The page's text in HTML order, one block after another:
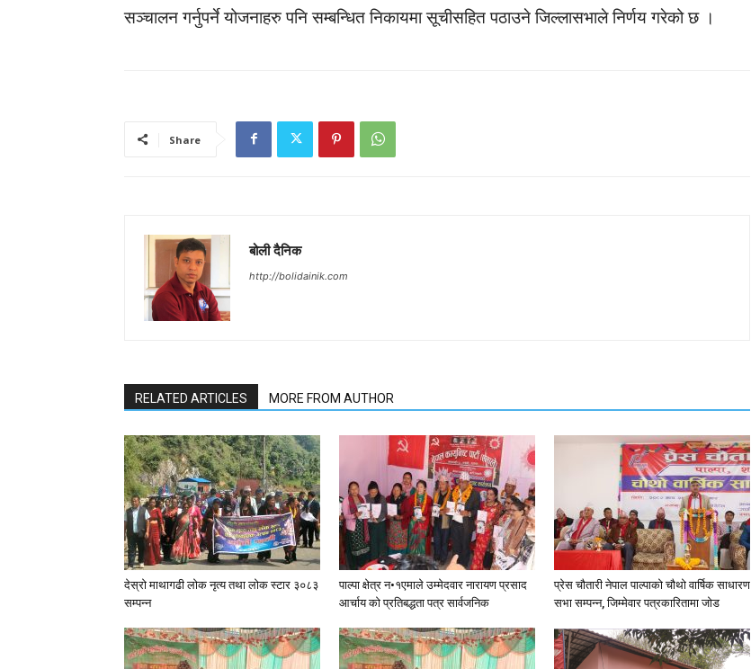
सञ्चालन गर्नुपर्ने योजनाहरु पनि सम्बन्धित निकायमा सूचीसहित पठाउने जिल्लासभाले निर्णय गरेको छ ।
Share
बोली दैनिक
http://bolidainik.com
RELATED ARTICLES MORE FROM AUTHOR
देस्राे माथागढी लाेक नृत्य तथा लाेक स्टार ३०८३
सम्पन्न
पाल्पा क्षेत्र न•१एमाले उम्मेदवार नारायण प्रसाद
आर्चाय काे प्रतिबद्धता पत्र सार्वजनिक
प्रेस चौतारी नेपाल पाल्पाको चौथो वार्षिक साधारण
सभा सम्पन्न, जिम्मेवार पत्रकारितामा जोड